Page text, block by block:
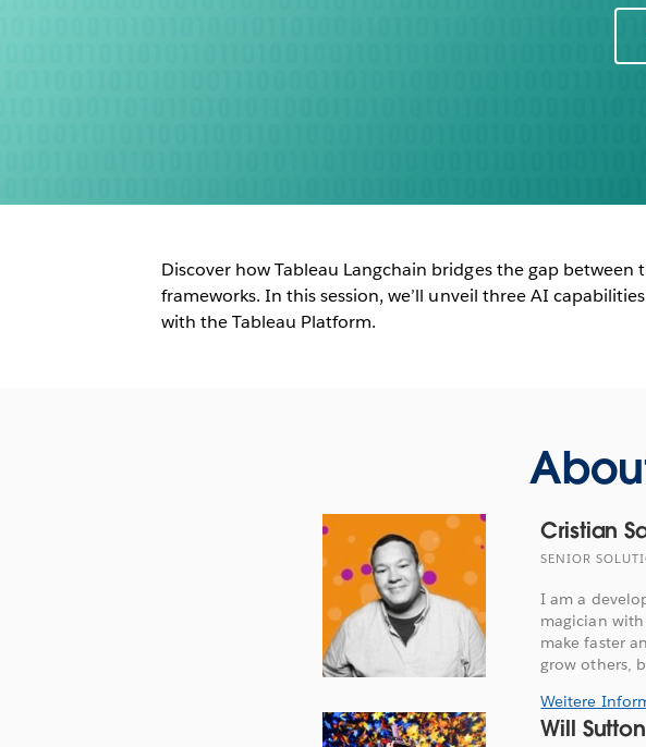
Discover how Tableau Langchain bridges the gap
frameworks. In this session, we’ll unveil three AI
with the Tableau Platform.
Cristian
SENIOR
I am a
magician
make faster
grow others,
Weitere
Will Sutton